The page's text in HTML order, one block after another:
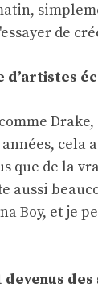
de
d’artistes
cela
que de la
aussi
Boy, et je